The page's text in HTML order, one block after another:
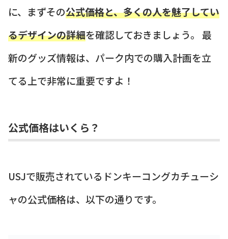
に、まずその公式価格と、多くの人を魅了してい
るデザインの詳細を確認しておきましょう。 最
新のグッズ情報は、パーク内での購入計画を立
てる上で非常に重要ですよ！
公式価格はいくら？
USJで販売されているドンキーコングカチューシ
ャの公式価格は、以下の通りです。